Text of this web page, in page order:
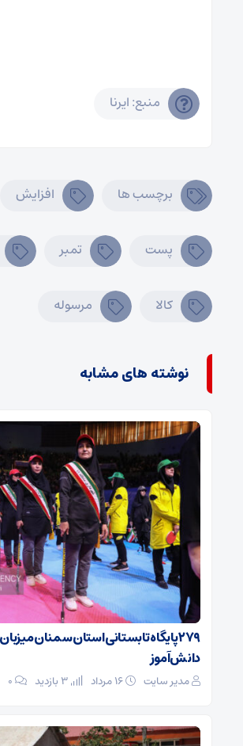
منبع: ایرنا
برچسب ها افزایش
پست تمبر
کالا مرسوله
نوشته های مشابه
دانش‌آموز
مدیر سایت ۰